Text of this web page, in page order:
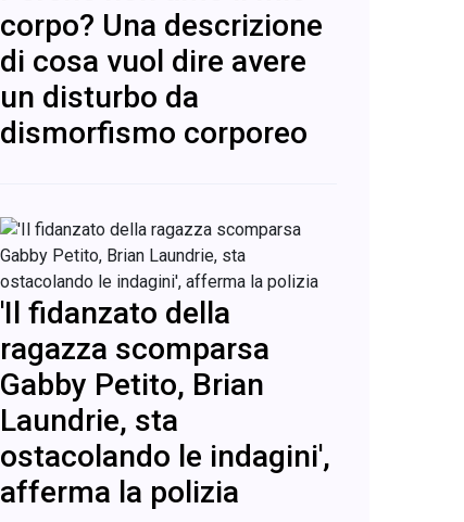
corpo? Una descrizione
di cosa vuol dire avere
un disturbo da
dismorfismo corporeo
'Il fidanzato della
ragazza scomparsa
Gabby Petito, Brian
Laundrie, sta
ostacolando le indagini',
afferma la polizia